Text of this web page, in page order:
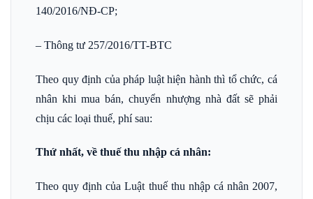
140/2016/NĐ-CP;
– Thông tư 257/2016/TT-BTC
Theo quy định của pháp luật hiện hành thì tổ chức, cá
nhân khi mua bán, chuyển nhượng nhà đất sẽ phải
chịu các loại thuế, phí sau:
Thứ nhất, về thuế thu nhập cá nhân:
Theo quy định của Luật thuế thu nhập cá nhân 2007,